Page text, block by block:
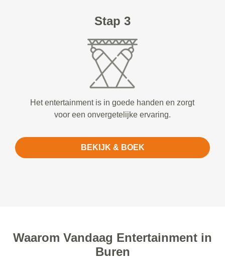
Stap 3
Het entertainment is in goede handen en zorgt
voor een onvergetelijke ervaring.
BEKIJK & BOEK
Waarom Vandaag Entertainment in
Buren